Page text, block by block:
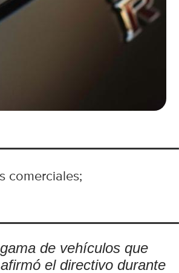
comerciales;
de vehículos que
el directivo durante